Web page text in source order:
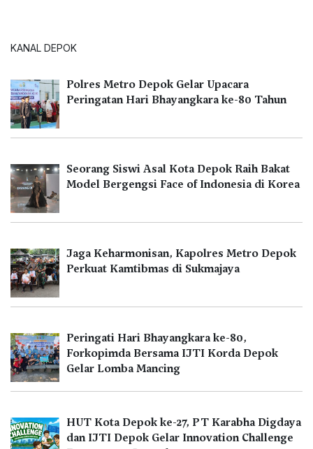
KANAL DEPOK
Polres Metro Depok Gelar Upacara
Peringatan Hari Bhayangkara ke-80 Tahun
Seorang Siswi Asal Kota Depok Raih Bakat
Model Bergengsi Face of Indonesia di Korea
Jaga Keharmonisan, Kapolres Metro Depok
Perkuat Kamtibmas di Sukmajaya
Peringati Hari Bhayangkara ke-80,
Forkopimda Bersama IJTI Korda Depok
Gelar Lomba Mancing
HUT Kota Depok ke-27, PT Karabha Digdaya
dan IJTI Depok Gelar Innovation Challenge